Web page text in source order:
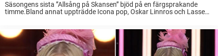
Säsongens sista ”Allsång på Skansen” bjöd på en färgsprakande
timme.Bland annat uppträdde Icona pop, Oskar Linnros och Lasse